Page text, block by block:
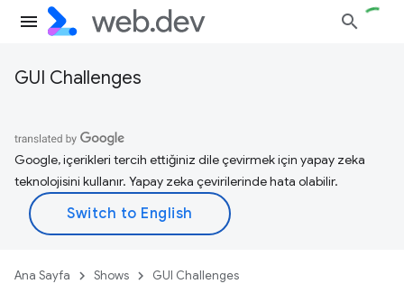
GUI Challenges
Google, içerikleri tercih ettiğiniz dile çevirmek için yapay zeka
teknolojisini kullanır. Yapay zeka çevirilerinde hata olabilir.
Ana Sayfa Shows GUI Challenges